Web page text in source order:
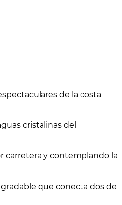
de la costa
cristalinas del
carretera y contemplando la
que conecta dos de